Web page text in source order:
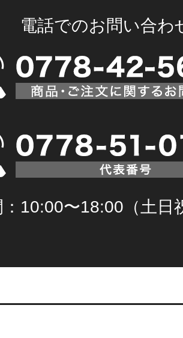
電話でのお問い合わ
10:00〜18:00（土日